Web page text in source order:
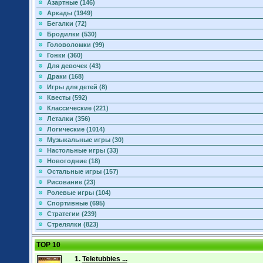
Азартные (146)
Аркады (1949)
Бегалки (72)
Бродилки (530)
Головоломки (99)
Гонки (360)
Для девочек (43)
Драки (168)
Игры для детей (8)
Квесты (592)
Классические (221)
Леталки (356)
Логические (1014)
Музыкальные игры (30)
Настольные игры (33)
Новогодние (18)
Остальные игры (157)
Рисование (23)
Ролевые игры (104)
Спортивные (695)
Стратегии (239)
Стрелялки (823)
TOP 10
1. Teletubbies ...